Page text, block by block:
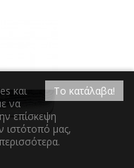
Το κατάλαβα!
και
να
επίσκεψη
ιστότοπό μας,
.